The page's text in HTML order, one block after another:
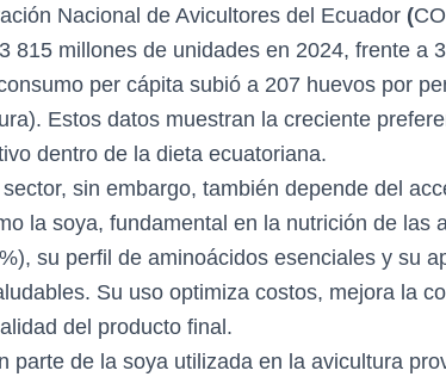
Nacional de Avicultores del Ecuador (
815 millones de unidades en 2024, frente a
per cápita subió a 207 huevos por
Estos datos muestran la creciente
dentro de la dieta ecuatoriana.
sin embargo, también depende del
la soya, fundamental en la nutrición de las
su perfil de aminoácidos esenciales y su
Su uso optimiza costos, mejora la
del producto final.
parte de la soya utilizada en la avicultura